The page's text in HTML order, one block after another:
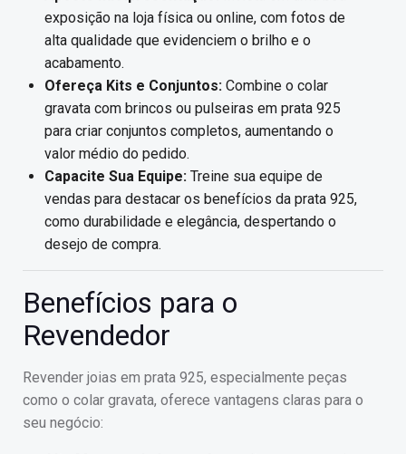
exposição na loja física ou online, com fotos de
alta qualidade que evidenciem o brilho e o
acabamento.
Ofereça Kits e Conjuntos: Combine o colar
gravata com brincos ou pulseiras em prata 925
para criar conjuntos completos, aumentando o
valor médio do pedido.
Capacite Sua Equipe: Treine sua equipe de
vendas para destacar os benefícios da prata 925,
como durabilidade e elegância, despertando o
desejo de compra.
Benefícios para o
Revendedor
Revender joias em prata 925, especialmente peças
como o colar gravata, oferece vantagens claras para o
seu negócio: